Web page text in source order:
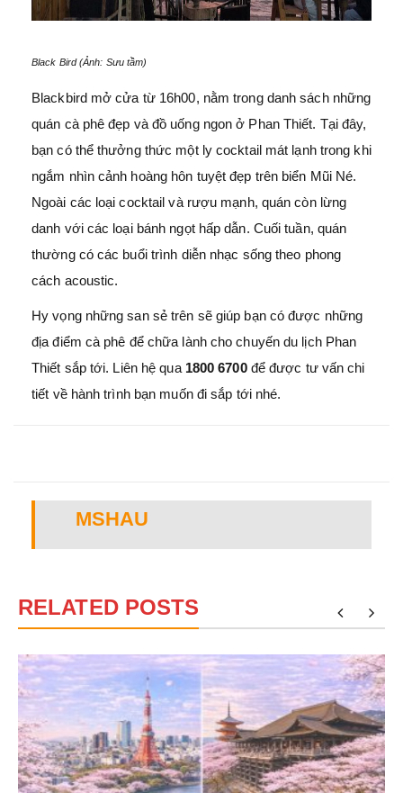
Black Bird (Ảnh: Sưu tầm)
Blackbird mở cửa từ 16h00, nằm trong danh sách những
quán cà phê đẹp và đồ uống ngon ở Phan Thiết. Tại đây,
bạn có thể thưởng thức một ly cocktail mát lạnh trong khi
ngắm nhìn cảnh hoàng hôn tuyệt đẹp trên biển Mũi Né.
Ngoài các loại cocktail và rượu mạnh, quán còn lừng
danh với các loại bánh ngọt hấp dẫn. Cuối tuần, quán
thường có các buổi trình diễn nhạc sống theo phong
cách acoustic.
Hy vọng những san sẻ trên sẽ giúp bạn có được những
địa điểm cà phê để chữa lành cho chuyến du lịch Phan
Thiết sắp tới. Liên hệ qua 1800 6700 để được tư vấn chi
tiết về hành trình bạn muốn đi sắp tới nhé.
MSHAU
RELATED POSTS